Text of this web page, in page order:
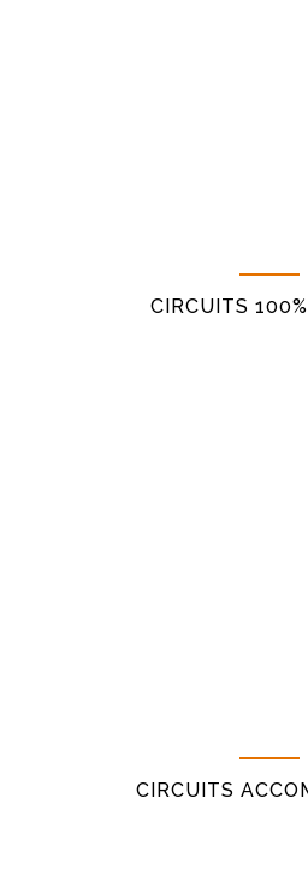
CIRCUITS
CIRCUITS